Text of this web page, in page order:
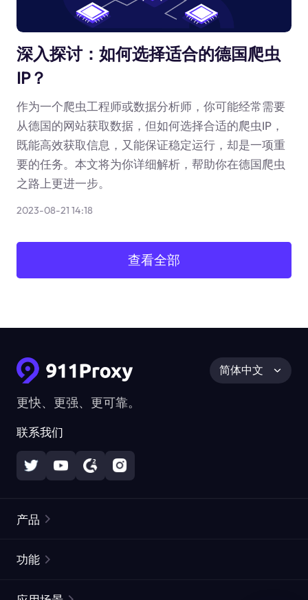
深入探讨：如何选择适合的德国爬虫
IP？
作为一个爬虫工程师或数据分析师，你可能经常需要
从德国的网站获取数据，但如何选择合适的爬虫IP，
既能高效获取信息，又能保证稳定运行，却是一项重
要的任务。本文将为你详细解析，帮助你在德国爬虫
之路上更进一步。
2023-08-21 14:18
查看全部
更快、更强、更可靠。
联系我们
简体中文
产品
功能